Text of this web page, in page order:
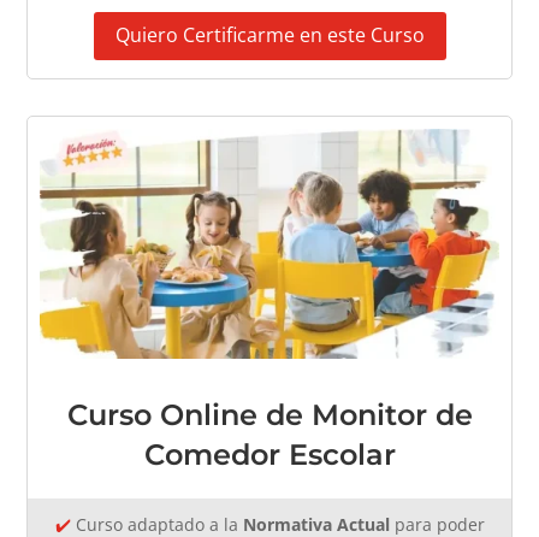
Quiero Certificarme en este Curso
Curso Online de Monitor de
Comedor Escolar
✔️Curso adaptado a la Normativa Actual para poder